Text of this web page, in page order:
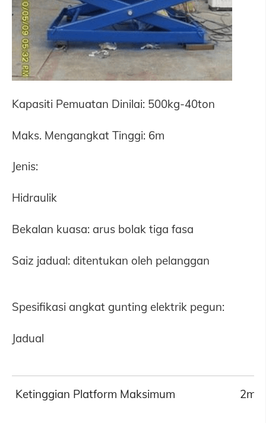
Kapasiti Pemuatan Dinilai: 500kg-40ton
Maks. Mengangkat Tinggi: 6m
Jenis:
Hidraulik
Bekalan kuasa: arus bolak tiga fasa
Saiz jadual: ditentukan oleh pelanggan
Spesifikasi angkat gunting elektrik pegun:
Jadual
Ketinggian Platform Maksimum 2m